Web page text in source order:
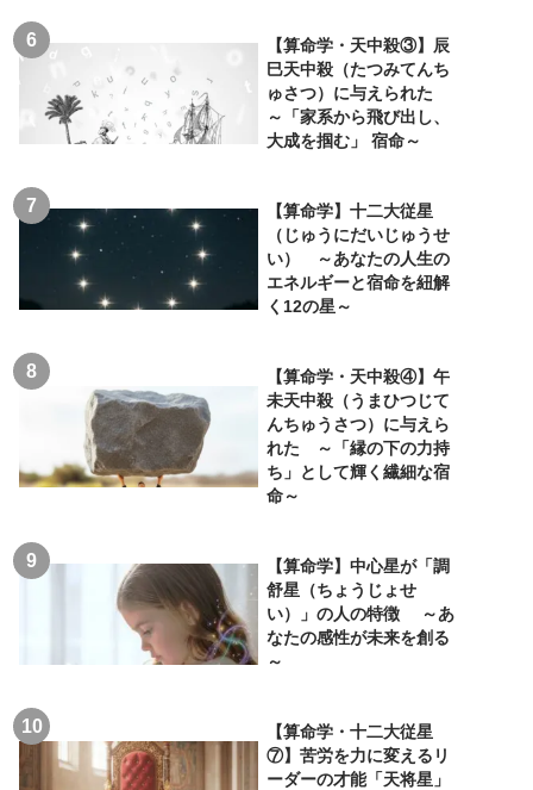
【算命学・天中殺③】辰
巳天中殺（たつみてんち
ゅさつ）に与えられた
～「家系から飛び出し、
大成を掴む」 宿命～
【算命学】十二大従星
（じゅうにだいじゅうせ
い） ～あなたの人生の
エネルギーと宿命を紐解
く12の星～
【算命学・天中殺④】午
未天中殺（うまひつじて
んちゅうさつ）に与えら
れた ～「縁の下の力持
ち」として輝く繊細な宿
命～
【算命学】中心星が「調
舒星（ちょうじょせ
い）」の人の特徴 ～あ
なたの感性が未来を創る
～
【算命学・十二大従星
⑦】苦労を力に変えるリ
ーダーの才能「天将星」